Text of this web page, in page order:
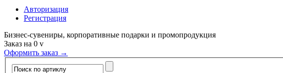
Авторизация
Регистрация
Бизнес-сувениры, корпоративные подарки и промопродукция
Заказ на 0 v
Оформить заказ →